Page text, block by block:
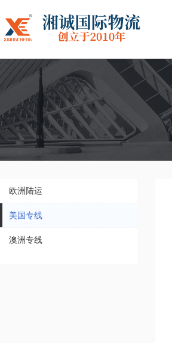
欧洲陆运
美国专线
澳洲专线